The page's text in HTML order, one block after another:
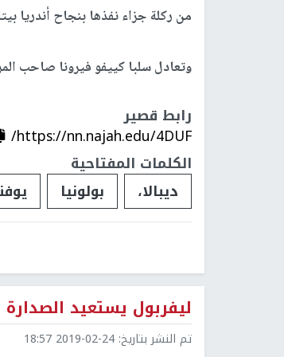
من ركلة جزاء نفذها بنجاح أندريا بيتانيا (68)، مسجلا هدفه العاشر له
وتعادل سلبا كييفو فيرونا صاحب المركز الأخير (10 نقاط) مع جنوى
رابط قصير
https://nn.najah.edu/4DUF/
الكلمات المفتاحية
ديبالا،
بولونيا
ليفربول يستعيد
تم النشر بتاريخ: 2019-02-24 18:57